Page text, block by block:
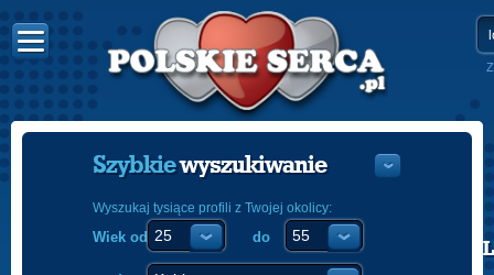
POLISH
Szybkiewyszukiwanie
Wyszukaj tysiące profili z Twojej okolicy:
Wiek od do